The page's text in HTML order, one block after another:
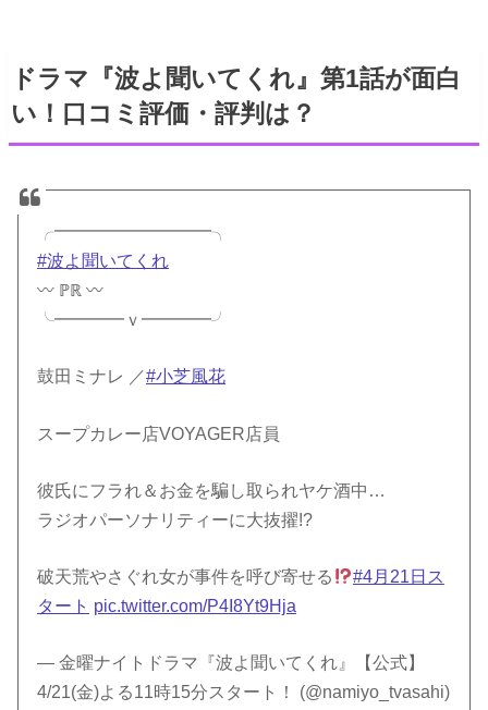
ドラマ『波よ聞いてくれ』第1話が面白
い！口コミ評価・評判は？
╭━━━━━━━━━╮
#波よ聞いてくれ
〰 ℙℝ 〰
╰━━━━ｖ━━━━╯
鼓田ミナレ ／#小芝風花
スープカレー店VOYAGER店員
彼氏にフラれ＆お金を騙し取られヤケ酒中…
ラジオパーソナリティーに大抜擢!?
破天荒やさぐれ女が事件を呼び寄せる
#4月21日ス
タート pic.twitter.com/P4I8Yt9Hja
— 金曜ナイトドラマ『波よ聞いてくれ』【公式】
4/21(金)よる11時15分スタート！ (@namiyo_tvasahi)